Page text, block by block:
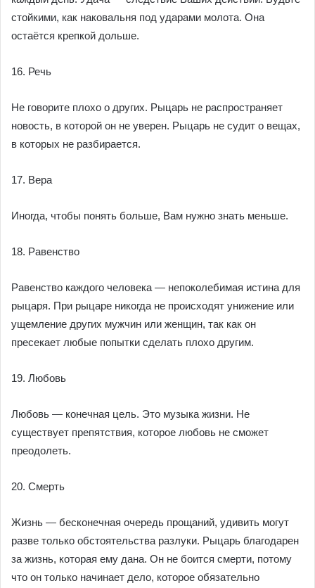
стойкими, как наковальня под ударами молота. Она
остаётся крепкой дольше.
16. Речь
Не говорите плохо о других. Рыцарь не распространяет
новость, в которой он не уверен. Рыцарь не судит о вещах,
в которых не разбирается.
17. Вера
Иногда, чтобы понять больше, Вам нужно знать меньше.
18. Равенство
Равенство каждого человека — непоколебимая истина для
рыцаря. При рыцаре никогда не происходят унижение или
ущемление других мужчин или женщин, так как он
пресекает любые попытки сделать плохо другим.
19. Любовь
Любовь — конечная цель. Это музыка жизни. Не
существует препятствия, которое любовь не сможет
преодолеть.
20. Смерть
Жизнь — бесконечная очередь прощаний, удивить могут
разве только обстоятельства разлуки. Рыцарь благодарен
за жизнь, которая ему дана. Он не боится смерти, потому
что он только начинает дело, которое обязательно